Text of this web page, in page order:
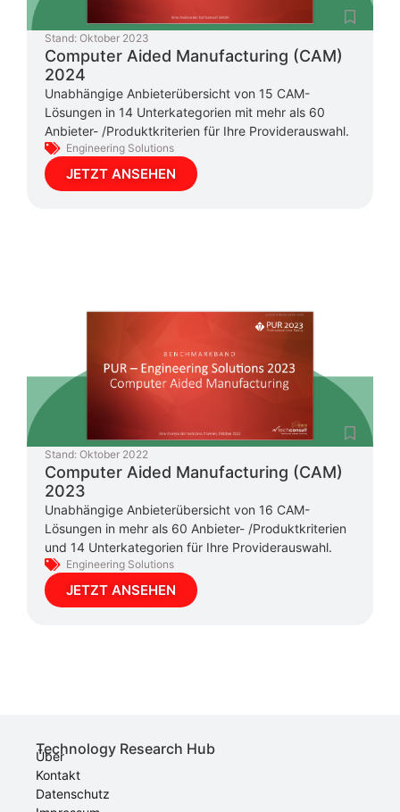
Stand: Oktober 2023
Computer Aided Manufacturing (CAM)
2024
Unabhängige Anbieterübersicht von 15 CAM-
Lösungen in 14 Unterkategorien mit mehr als 60
Anbieter- /Produktkriterien für Ihre Providerauswahl.
Engineering Solutions
JETZT ANSEHEN
Stand: Oktober 2022
Computer Aided Manufacturing (CAM)
2023
Unabhängige Anbieterübersicht von 16 CAM-
Lösungen in mehr als 60 Anbieter- /Produktkriterien
und 14 Unterkategorien für Ihre Providerauswahl.
Engineering Solutions
JETZT ANSEHEN
Technology Research Hub
Über
Kontakt
Datenschutz